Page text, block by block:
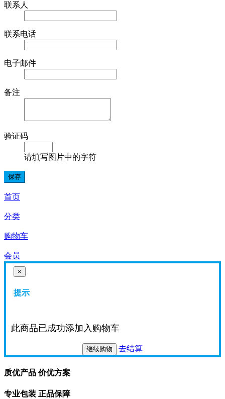
联系人
联系电话
电子邮件
备注
验证码
请填写图片中的字符
首页
分类
购物车
会员
×
提示
此商品已成功添加入购物车
继续购物 去结算
质优产品 价优方案
专业包装 正品保障